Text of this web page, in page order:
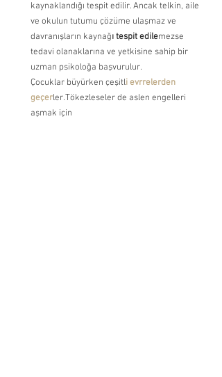
kaynaklandığı tespit edilir. Ancak telkin, aile
ve okulun tutumu çözüme ulaşmaz ve
davranışların kaynağı tespit edilemezse
tedavi olanaklarına ve yetkisine sahip bir
uzman psikoloğa başvurulur.
Çocuklar büyürken çeşitli evrrelerden
geçerler.Tökezleseler de aslen engelleri
aşmak için